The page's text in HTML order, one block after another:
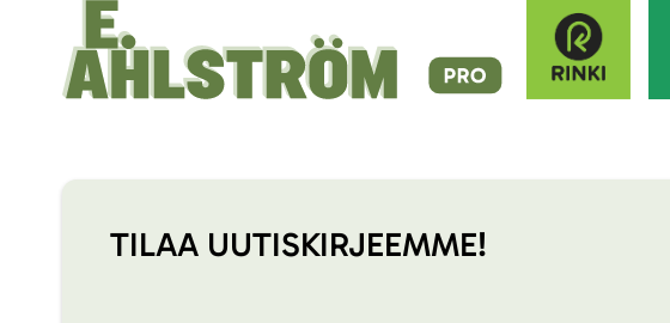
TILAA UUTISKIRJEEMME!